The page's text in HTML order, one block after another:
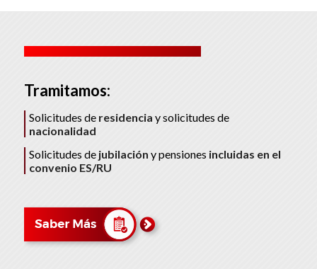
Tramitamos:
Solicitudes de residencia y solicitudes de
nacionalidad
Solicitudes de jubilación y pensiones incluidas en el
convenio ES/RU